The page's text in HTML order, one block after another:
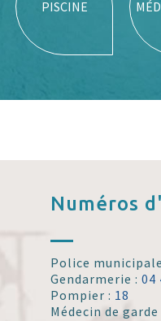
PISCINE
Numéros
Police
Gendarmerie :04
Pompier : 18
Médecin de garde